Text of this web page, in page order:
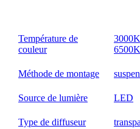
Température de
couleur
6500K
Méthode de montage
Source de lumière LED
Type de diffuseur